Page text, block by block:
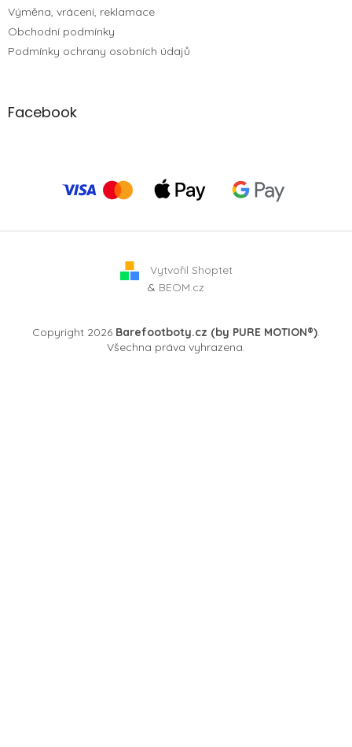
Výměna, vrácení, reklamace
Obchodní podmínky
Podmínky ochrany osobních údajů
Facebook
Vytvořil Shoptet
& BEOM.cz
Copyright 2026 Barefootboty.cz (by PURE MOTION®).
Všechna práva vyhrazena.